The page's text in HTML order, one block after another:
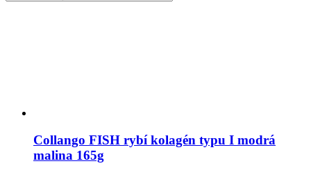
Collango FISH rybí kolagén typu I modrá
malina 165g